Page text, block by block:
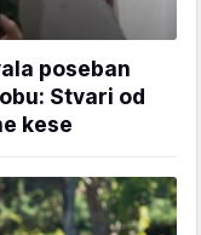
poseban
Stvari od
kese